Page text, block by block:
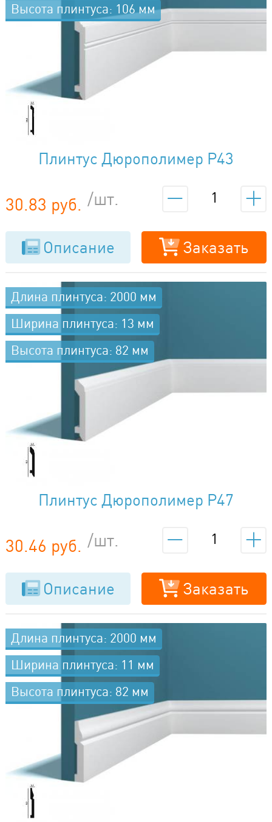
Высота плинтуса: 106 мм
Плинтус Дюрополимер P43
30.83 руб. /шт.
Описание Заказать
Длина плинтуса: 2000 мм
Ширина плинтуса: 13 мм
Высота плинтуса: 82 мм
Плинтус Дюрополимер P47
30.46 руб. /шт.
Описание Заказать
Длина плинтуса: 2000 мм
Ширина плинтуса: 11 мм
Высота плинтуса: 82 мм